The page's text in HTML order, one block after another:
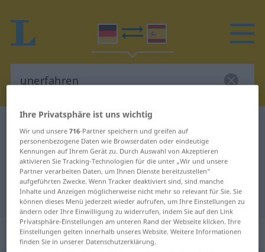
Deutsch-Spanisch Übersetzung für
"unerfahren"
"unerfahren" Spanisch Übersetzung
„unerfahren“: Adjektiv
Ihre Privatsphäre ist uns wichtig
Wir und unsere716-Partner speichern und greifen auf
personenbezogene Daten wie Browserdaten oder eindeutige
Kennungen auf Ihrem Gerät zu. Durch Auswahl von Akzeptieren
aktivieren Sie Tracking-Technologien für die unter „Wir und unsere
Partner verarbeiten Daten, um Ihnen Dienste bereitzustellen“
aufgeführten Zwecke. Wenn Tracker deaktiviert sind, sind manche
Inhalte und Anzeigen möglicherweise nicht mehr so relevant für Sie. Sie
können dieses Menü jederzeit wieder aufrufen, um Ihre Einstellungen zu
ändern oder Ihre Einwilligung zu widerrufen, indem Sie auf den Link
Privatsphäre-Einstellungen am unteren Rand der Webseite klicken. Ihre
Einstellungen gelten innerhalb unseres Website. Weitere Informationen
finden Sie in unserer Datenschutzerklärung.